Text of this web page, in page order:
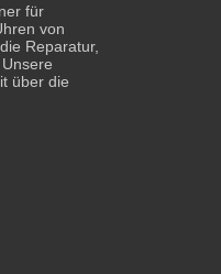
für
von
Reparatur,
über die